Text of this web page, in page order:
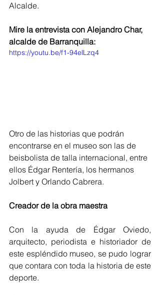
Alcalde.
Mire la entrevista con Alejandro Char,
alcalde de Barranquilla:
https://youtu.be/f1-94elLzq4
Otro de las historias que podrán
encontrarse en el museo son las de
beisbolista de talla internacional, entre
ellos Édgar Rentería, los hermanos
Jolbert y Orlando Cabrera.
Creador de la obra maestra
Con la ayuda de Édgar Oviedo,
arquitecto, periodista e historiador de
este espléndido museo, se pudo lograr
que contara con toda la historia de este
deporte.